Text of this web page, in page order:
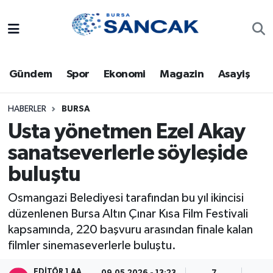
Gündem Spor Ekonomi Magazin Asayiş
HABERLER BURSA
Usta yönetmen Ezel Akay
sanatseverlerle söyleşide
buluştu
Osmangazi Belediyesi tarafından bu yıl ikincisi
düzenlenen Bursa Altın Çınar Kısa Film Festivali
kapsamında, 220 başvuru arasından finale kalan
filmler sinemaseverlerle buluştu.
Bursa
Dünya
Eğitim
Ekonomi
Genel
Gündem
Trafik Durumu
Süper Lig Puan Durumu ve Fikstür
Tüm Manşetler
Son Dakika Haberleri
Haber Arşivi